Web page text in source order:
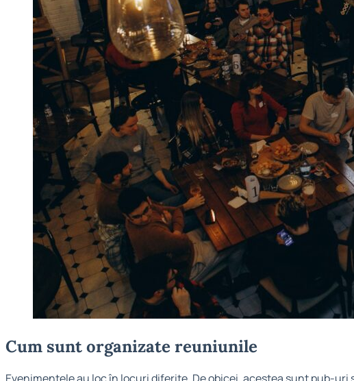
Cum sunt organizate reuniunile